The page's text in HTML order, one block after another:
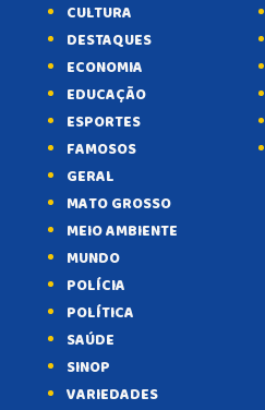
CULTURA
DESTAQUES
ECONOMIA
EDUCAÇÃO
ESPORTES
FAMOSOS
GERAL
MATO GROSSO
MEIO AMBIENTE
MUNDO
POLÍCIA
POLÍTICA
SAÚDE
SINOP
VARIEDADES